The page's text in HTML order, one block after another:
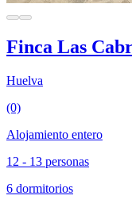
Finca Las
Huelva
(0)
Alojamiento entero
12 - 13 personas
6 dormitorios